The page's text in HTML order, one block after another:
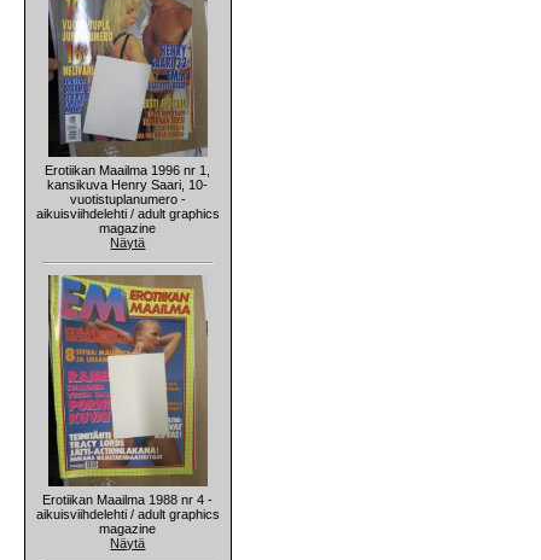
Erotiikan Maailma 1996 nr 1,
kansikuva Henry Saari, 10-
vuotistuplanumero -
aikuisviihdelehti / adult graphics
magazine
Näytä
Erotiikan Maailma 1988 nr 4 -
aikuisviihdelehti / adult graphics
magazine
Näytä